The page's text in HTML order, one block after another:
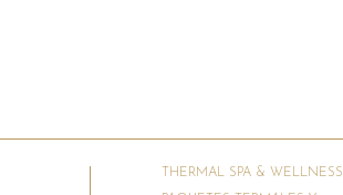
THERMAL SPA & WELLNESS